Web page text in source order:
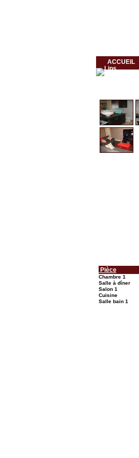
ACCUEIL
Pièce
Chambre 1
Salle à dîner
Salon 1
Cuisine
Salle bain 1